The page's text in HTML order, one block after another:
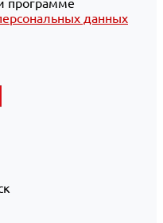
программе
данных